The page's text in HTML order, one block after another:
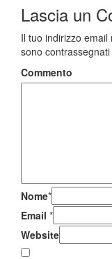
Lascia un
Il tuo indirizzo
sono contrassegnati
Commento
Nome*
Email *
Website